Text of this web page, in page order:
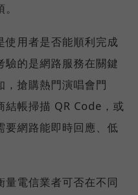
使用者是否能順利完成
驗的是網路服務在關鍵
，搶購熱門演唱會門
結帳掃描 QR Code，或
要網路能即時回應、低
電信業者可否在不同